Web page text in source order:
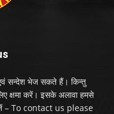
सन्देश भेज सकते हैं। किन्तु
क्षमा करें। इसके अलावा हमसे
– To contact us please